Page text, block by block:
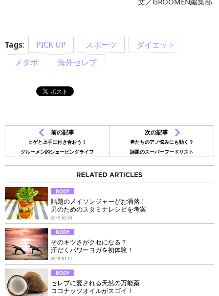
Tags: PICK UP スポーツ
ダイエット
メタボ
海外セレブ
前の記事
ヒゲと上手に付き合おう！
グルーメン的シェービングライフ
次の記事
男たちのアノ悩みにも効く？
話題のスーパーフードリスト
BODY
話題のメイソンジャーがお洒落！
男のためのスタミナレシピを考案
2015.02.03
BODY
そのキツさがクセになる？
汗だくパワーヨガを初体験！
2015.01.21
BODY
セレブに愛される天然の万能薬
ココナッツオイルがスゴイ！